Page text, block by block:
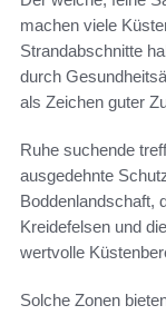
machen viele
Strandabschnitte
durch
als Zeichen guter
Ruhe suchende
ausgedehnte
Boddenlandschaft,
Kreidefelsen und
wertvolle
Solche Zonen